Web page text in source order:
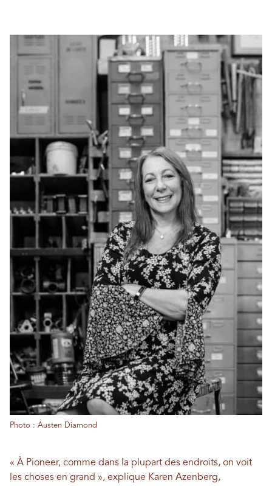
Photo : Austen Diamond
« À Pioneer, comme dans la plupart des endroits, on voit
les choses en grand », explique Karen Azenberg,